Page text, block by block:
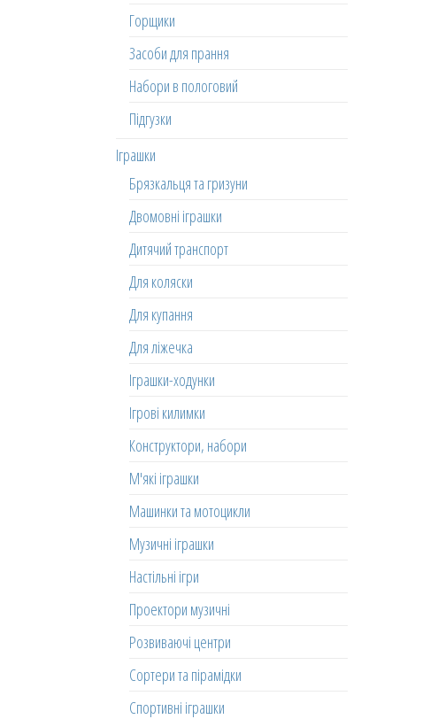
Горщики
Засоби для прання
Набори в пологовий
Підгузки
Іграшки
Брязкальця та гризуни
Двомовні іграшки
Дитячий транспорт
Для коляски
Для купання
Для ліжечка
Іграшки-ходунки
Ігрові килимки
Конструктори, набори
М'які іграшки
Машинки та мотоцикли
Музичні іграшки
Настільні ігри
Проектори музичні
Розвиваючі центри
Сортери та пірамідки
Спортивні іграшки